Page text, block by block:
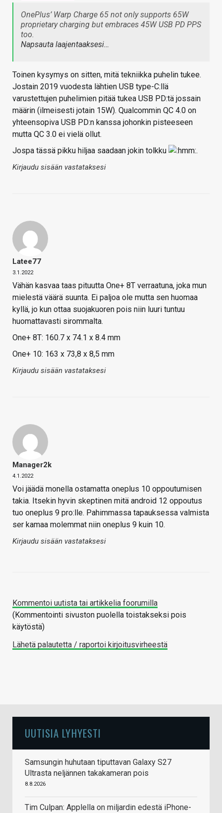
OnePlus’ Warp Charge 65 not only supports 65W
proprietary charging but embraces 45W USB PD PPS
too.
Napsauta laajentaaksesi…
Toinen kysymys on sitten, mitä tekniikka puhelin tukee.
Jostain 2019 vuodesta lähtien USB type-C:llä
varustettujen puhelimien pitää tukea USB PD:tä jossain
määrin (ilmeisesti jotain 15W). Qualcommin QC 4.0 on
yhteensopiva USB PD:n kanssa johonkin pisteeseen
mutta QC 3.0 ei vielä ollut.
Jospa tässä pikku hiljaa saadaan jokin tolkku
.
Kirjaudu sisään vastataksesi
Latee77
3.1.2022
Vähän kasvaa taas pituutta One+ 8T verraatuna, joka mun
mielestä väärä suunta. Ei paljoa ole mutta sen huomaa
kyllä, jo kun ottaa suojakuoren pois niin luuri tuntuu
huomattavasti sirommalta.
One+ 8T: 160.7 x 74.1 x 8.4 mm
One+ 10: 163 x 73,8 x 8,5 mm
Kirjaudu sisään vastataksesi
Manager2k
4.1.2022
Voi jäädä monella ostamatta oneplus 10 oppoutumisen
takia. Itsekin hyvin skeptinen mitä android 12 oppoutus
tuo oneplus 9 pro:lle. Pahimmassa tapauksessa valmista
ser kamaa molemmat niin oneplus 9 kuin 10.
Kirjaudu sisään vastataksesi
Kommentoi uutista tai artikkelia foorumilla
(Kommentointi sivuston puolella toistakseksi pois
käytöstä)
Lähetä palautetta / raportoi kirjoitusvirheestä
UUTISIA LYHYESTI
Samsungin huhutaan tiputtavan Galaxy S27
Ultrasta neljännen takakameran pois
8.8.2026
Tim Culpan: Applella on miljardin edestä iPhone-